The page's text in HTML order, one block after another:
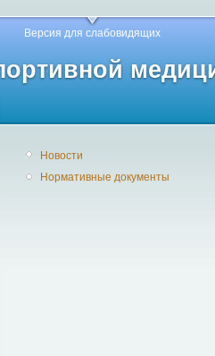
Версия для слабовидящих
Новости
Нормативные документы